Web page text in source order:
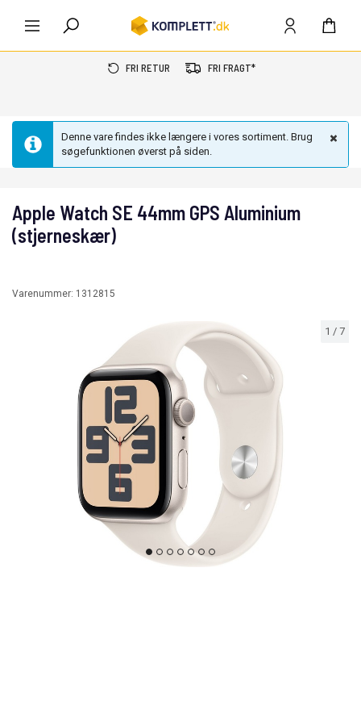
FRI RETUR FRI FRAGT*
Denne vare findes ikke længere i vores sortiment. Brug
søgefunktionen øverst på siden.
1 / 7
Apple Watch SE 44mm GPS Aluminium
(stjerneskær)
Varenummer: 1312815